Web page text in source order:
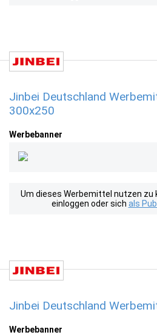
Jinbei Deutschland
300x250
Werbebanner
Um dieses Werbemittel nutzen zu
einloggen oder sich als
Jinbei Deutschland
Werbebanner